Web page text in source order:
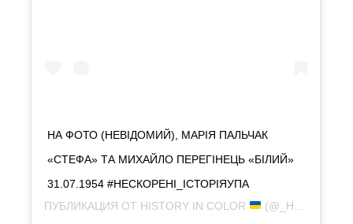
НА ФОТО (НЕВІДОМИЙ), МАРІЯ ПАЛЬЧАК
«СТЕФА» ТА МИХАЙЛО ПЕРЕГІНЕЦЬ «БІЛИЙ»
31.07.1954 #НЕСКОРЕНІ_ІСТОРІЯУПА
ПУБЛИКАЦИЯ ОТ HISTORY IN COLOR (@_HISTORY.IN.COLOR_)